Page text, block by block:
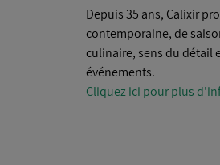
Depuis 35 ans, Calixir
contemporaine, de
culinaire, sens du détail
événements.
Cliquez ici pour plus